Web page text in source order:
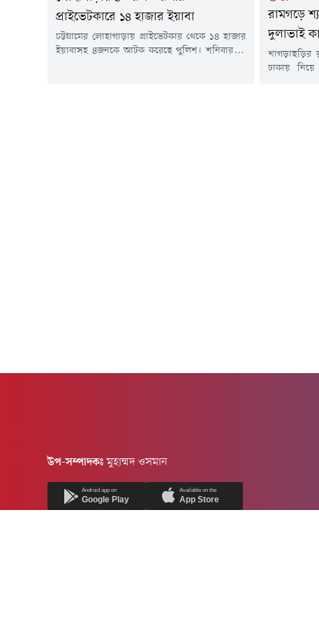
প্রাইভেটকারে ১৪ হাজার ইয়াবা
চট্টগ্রামের লোহাগাড়ায় প্রাইভেটকার থেকে ১৪ হাজার
ইয়াবাসহ ৪জনকে আটক করেছে পুলিশ। শনিবার (১
রামগড়ে
দুলাভাই
খাগড়াছড়ির
ঢাকায়
উপ-সম্পাদকঃমুহাম্মদ ওসমান
Android app on
Google Play
Available on the
App Store